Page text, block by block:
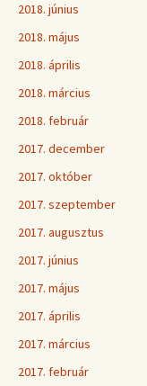
2018. június
2018. május
2018. április
2018. március
2018. február
2017. december
2017. október
2017. szeptember
2017. augusztus
2017. június
2017. május
2017. április
2017. március
2017. február